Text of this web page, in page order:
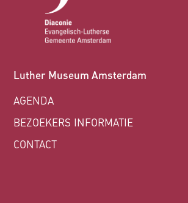
Luther Museum Amsterdam
AGENDA
BEZOEKERS INFORMATIE
CONTACT